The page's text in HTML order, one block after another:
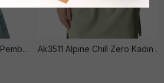
New Sl Round Nk Kadın Pembe Ti̇şört Ak3511 Alpıne Chıll Zero Kadın Beyaz Ti̇şört